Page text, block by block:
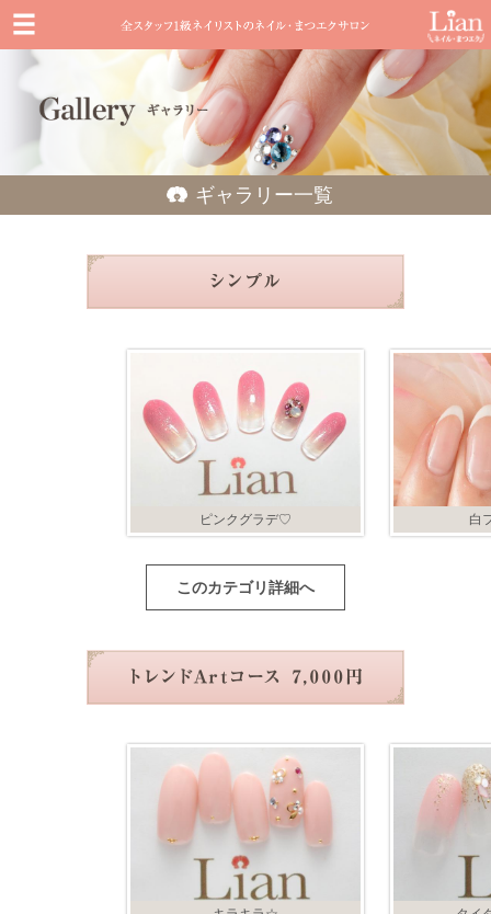
ギャラリー一覧
ピンクグラデ♡ 白
このカテゴリ詳細へ